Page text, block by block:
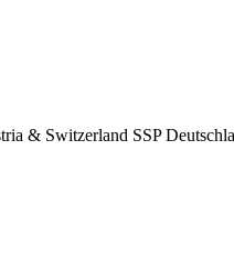
& Switzerland SSP